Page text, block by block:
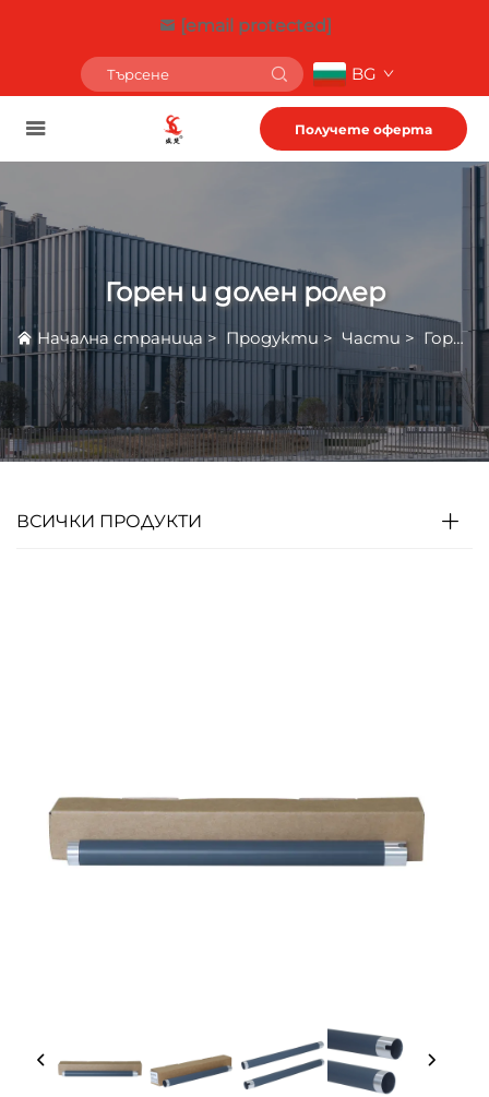
[email protected]
BG
Получете оферта
Горен и долен ролер
Начална страница > Продукти > Части > Горен и долен ролер
ВСИЧКИ ПРОДУКТИ